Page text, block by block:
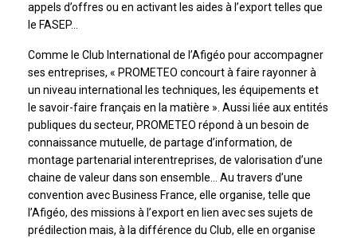
appels d’offres ou en activant les aides à l’export telles que
le FASEP…
Comme le Club International de l’Afigéo pour accompagner
ses entreprises, « PROMETEO concourt à faire rayonner à
un niveau international les techniques, les équipements et
le savoir-faire français en la matière ». Aussi liée aux entités
publiques du secteur, PROMETEO répond à un besoin de
connaissance mutuelle, de partage d’information, de
montage partenarial interentreprises, de valorisation d’une
chaine de valeur dans son ensemble… Au travers d’une
convention avec Business France, elle organise, telle que
l’Afigéo, des missions à l’export en lien avec ses sujets de
prédilection mais, à la différence du Club, elle en organise